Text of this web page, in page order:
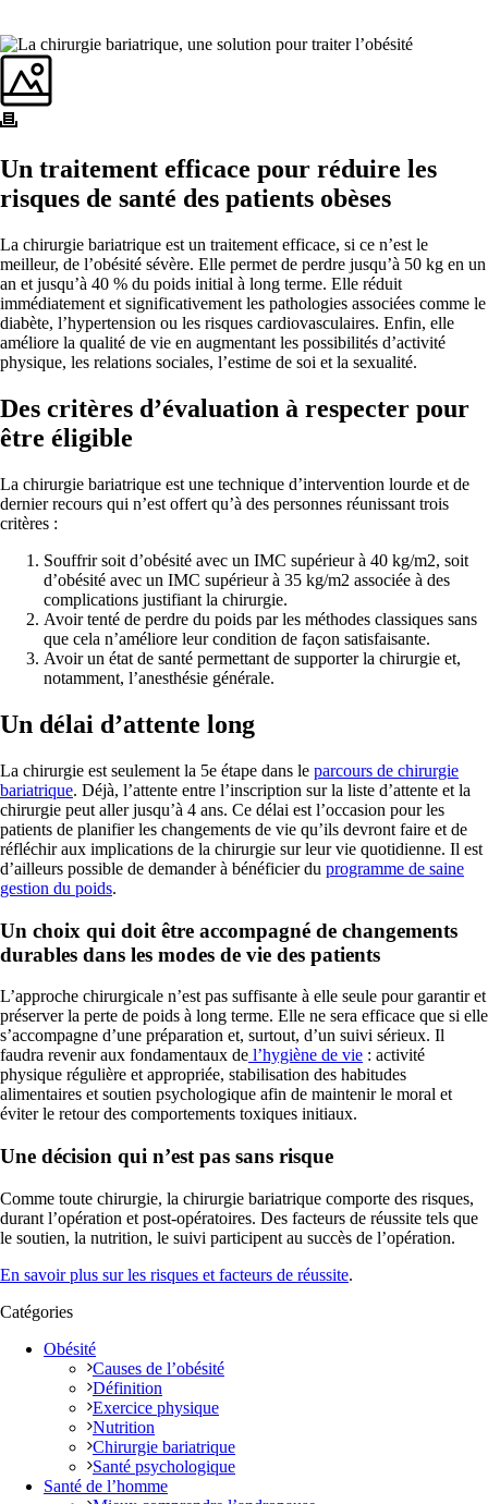
Un traitement efficace pour réduire les
risques de santé des patients obèses
La chirurgie bariatrique est un traitement efficace, si ce n’est le
meilleur, de l’obésité sévère. Elle permet de perdre jusqu’à 50 kg en un
an et jusqu’à 40 % du poids initial à long terme. Elle réduit
immédiatement et significativement les pathologies associées comme le
diabète, l’hypertension ou les risques cardiovasculaires. Enfin, elle
améliore la qualité de vie en augmentant les possibilités d’activité
physique, les relations sociales, l’estime de soi et la sexualité.
Des critères d’évaluation à respecter pour
être éligible
La chirurgie bariatrique est une technique d’intervention lourde et de
dernier recours qui n’est offert qu’à des personnes réunissant trois
critères :
Souffrir soit d’obésité avec un IMC supérieur à 40 kg/m2, soit
d’obésité avec un IMC supérieur à 35 kg/m2 associée à des
complications justifiant la chirurgie.
Avoir tenté de perdre du poids par les méthodes classiques sans
que cela n’améliore leur condition de façon satisfaisante.
Avoir un état de santé permettant de supporter la chirurgie et,
notamment, l’anesthésie générale.
Un délai d’attente long
La chirurgie est seulement la 5e étape dans le parcours de chirurgie
bariatrique. Déjà, l’attente entre l’inscription sur la liste d’attente et la
chirurgie peut aller jusqu’à 4 ans. Ce délai est l’occasion pour les
patients de planifier les changements de vie qu’ils devront faire et de
réfléchir aux implications de la chirurgie sur leur vie quotidienne. Il est
d’ailleurs possible de demander à bénéficier du programme de saine
gestion du poids.
Un choix qui doit être accompagné de changements
durables dans les modes de vie des patients
L’approche chirurgicale n’est pas suffisante à elle seule pour garantir et
préserver la perte de poids à long terme. Elle ne sera efficace que si elle
s’accompagne d’une préparation et, surtout, d’un suivi sérieux. Il
faudra revenir aux fondamentaux de l’hygiène de vie : activité
physique régulière et appropriée, stabilisation des habitudes
alimentaires et soutien psychologique afin de maintenir le moral et
éviter le retour des comportements toxiques initiaux.
Une décision qui n’est pas sans risque
Comme toute chirurgie, la chirurgie bariatrique comporte des risques,
durant l’opération et post-opératoires. Des facteurs de réussite tels que
le soutien, la nutrition, le suivi participent au succès de l’opération.
En savoir plus sur les risques et facteurs de réussite.
Catégories
Obésité
Causes de l’obésité
Définition
Exercice physique
Nutrition
Chirurgie bariatrique
Santé psychologique
Santé de l’homme